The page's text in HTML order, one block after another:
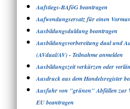
Aufstiegs-BAföG beantragen
Aufwendungsersatz für einen
Ausbildungsduldung beantragen
Ausbildungsvorbereitung dual und
(AVdual/AV) - Teilnahme anmelden
Ausbildungszeit verkürzen oder
Ausdruck aus dem Handelsregister
Ausfuhr von "grünen" Abfällen zur
EU beantragen